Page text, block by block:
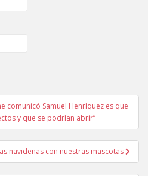
comunicó Samuel Henríquez es que
y que se podrían abrir”
navideñas con nuestras mascotas